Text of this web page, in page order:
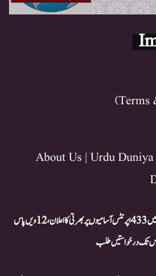
About Us | Urdu
IOCL میں 433 اپرنٹس آسامیوں پر بھرتی کا اعلان، 12ویں پاس
تک درخواستیں طلب